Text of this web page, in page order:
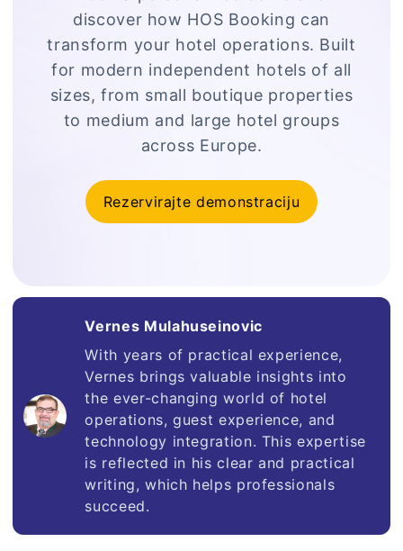
discover how HOS Booking can
transform your hotel operations. Built
for modern independent hotels of all
sizes, from small boutique properties
to medium and large hotel groups
across Europe.
Rezervirajte demonstraciju
Vernes Mulahuseinovic
With years of practical experience,
Vernes brings valuable insights into
the ever-changing world of hotel
operations, guest experience, and
technology integration. This expertise
is reflected in his clear and practical
writing, which helps professionals
succeed.